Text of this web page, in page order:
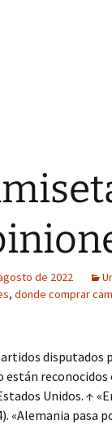
de 2022
, donde comprar
disputados
están
Unidos. ↑
«Alemania pasa